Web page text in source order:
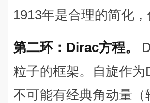
1913年是合理的简化
第二环：Dirac方程。
粒子的框架。自旋作
不可能有经典角动量